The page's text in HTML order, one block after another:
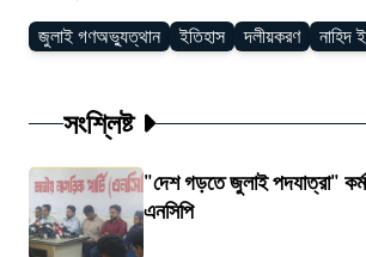
জুলাই গণঅভ্যুত্থান ইতিহাস দলীয়করণ নাহিদ
সংশ্লিষ্ট
"দেশ গড়তে জুলাই পদযাত্রা"
এনসিপি